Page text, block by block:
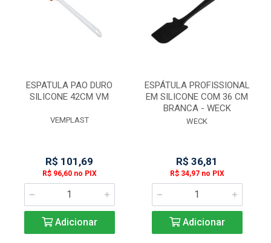
ESPATULA PAO DURO
SILICONE 42CM VM
VEMPLAST
R$ 101,69
R$ 96,60 no PIX
Adicionar
ESPÁTULA PROFISSIONAL
EM SILICONE COM 36 CM
BRANCA - WECK
WECK
R$ 36,81
R$ 34,97 no PIX
Adicionar